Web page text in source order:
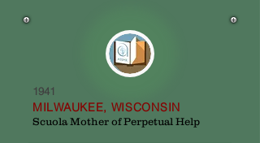
1941
MILWAUKEE, WISCONSIN
Scuola Mother of Perpetual Help